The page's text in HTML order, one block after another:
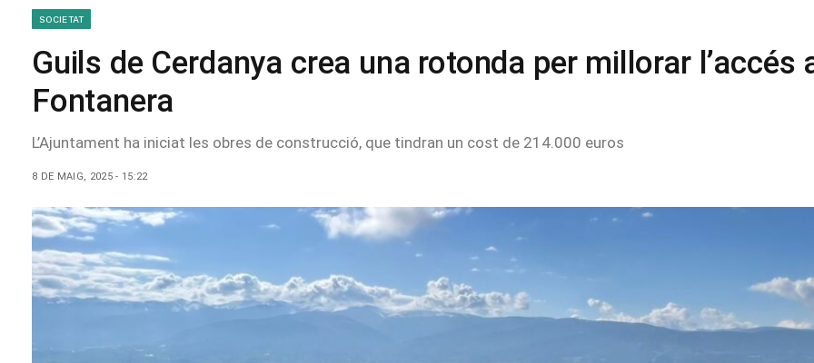
SOCIETAT
Guils de Cerdanya crea una rotonda per millorar l’accés
Fontanera
L’Ajuntament ha iniciat les obres de construcció, que tindran un cost de 214.000 euros
8 DE MAIG, 2025 - 15:22